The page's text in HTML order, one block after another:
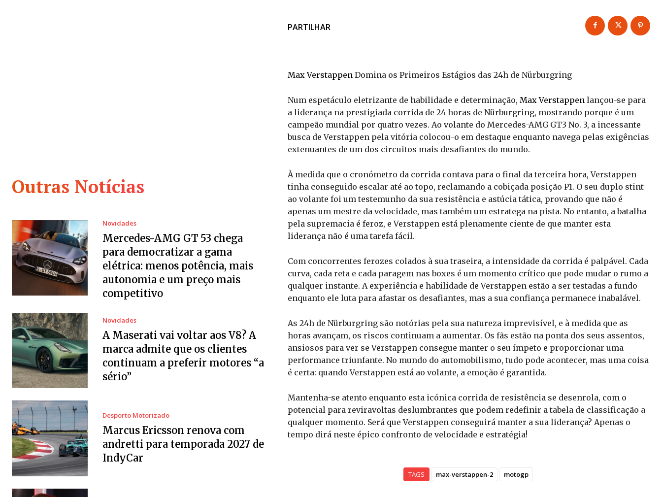
Outras Notícias
Novidades
Mercedes-AMG GT 53 chega
para democratizar a gama
elétrica: menos potência, mais
autonomia e um preço mais
competitivo
Novidades
A Maserati vai voltar aos V8? A
marca admite que os clientes
continuam a preferir motores “a
sério”
Desporto Motorizado
Marcus Ericsson renova com
andretti para temporada 2027 de
IndyCar
PARTILHAR
Max Verstappen Domina os Primeiros Estágios das 24h de Nürburgring
Num espetáculo eletrizante de habilidade e determinação, Max Verstappen lançou-se para
a liderança na prestigiada corrida de 24 horas de Nürburgring, mostrando porque é um
campeão mundial por quatro vezes. Ao volante do Mercedes-AMG GT3 No. 3, a incessante
busca de Verstappen pela vitória colocou-o em destaque enquanto navega pelas exigências
extenuantes de um dos circuitos mais desafiantes do mundo.
À medida que o cronómetro da corrida contava para o final da terceira hora, Verstappen
tinha conseguido escalar até ao topo, reclamando a cobiçada posição P1. O seu duplo stint
ao volante foi um testemunho da sua resistência e astúcia tática, provando que não é
apenas um mestre da velocidade, mas também um estratega na pista. No entanto, a batalha
pela supremacia é feroz, e Verstappen está plenamente ciente de que manter esta
liderança não é uma tarefa fácil.
Com concorrentes ferozes colados à sua traseira, a intensidade da corrida é palpável. Cada
curva, cada reta e cada paragem nas boxes é um momento crítico que pode mudar o rumo a
qualquer instante. A experiência e habilidade de Verstappen estão a ser testadas a fundo
enquanto ele luta para afastar os desafiantes, mas a sua confiança permanece inabalável.
As 24h de Nürburgring são notórias pela sua natureza imprevisível, e à medida que as
horas avançam, os riscos continuam a aumentar. Os fãs estão na ponta dos seus assentos,
ansiosos para ver se Verstappen consegue manter o seu ímpeto e proporcionar uma
performance triunfante. No mundo do automobilismo, tudo pode acontecer, mas uma coisa
é certa: quando Verstappen está ao volante, a emoção é garantida.
Mantenha-se atento enquanto esta icónica corrida de resistência se desenrola, com o
potencial para reviravoltas deslumbrantes que podem redefinir a tabela de classificação a
qualquer momento. Será que Verstappen conseguirá manter a sua liderança? Apenas o
tempo dirá neste épico confronto de velocidade e estratégia!
TAGS max-verstappen-2 motogp